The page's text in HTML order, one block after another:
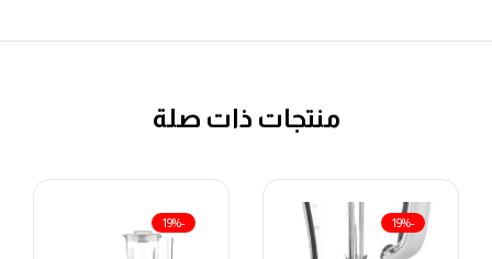
منتجات ذات صلة
-19%
-19%